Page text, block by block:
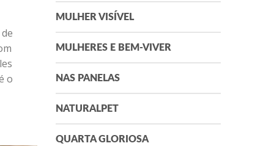
o
MULHER VISÍVEL
MULHERES E BEM-VIVER
NAS PANELAS
NATURALPET
QUARTA GLORIOSA